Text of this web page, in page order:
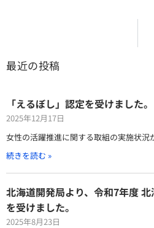
最近の投稿
「えるぼし」認定を受けました。
2025年12月17日
女性の活躍推進に関する取組の実施状況
続きを読む »
北海道開発局より、令和7年度
を受けました。
2025年8月23日